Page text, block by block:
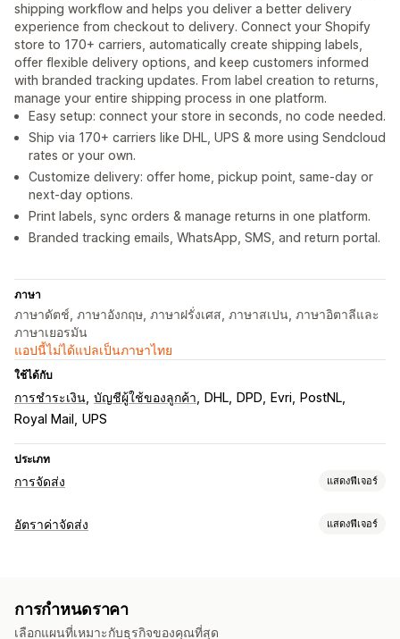
shipping workflow and helps you deliver a better delivery
experience from checkout to delivery. Connect your Shopify
store to 170+ carriers, automatically create shipping labels,
offer flexible delivery options, and keep customers informed
with branded tracking updates. From label creation to returns,
manage your entire shipping process in one platform.
Easy setup: connect your store in seconds, no code needed.
Ship via 170+ carriers like DHL, UPS & more using Sendcloud
rates or your own.
Customize delivery: offer home, pickup point, same-day or
next-day options.
Print labels, sync orders & manage returns in one platform.
Branded tracking emails, WhatsApp, SMS, and return portal.
ภาษา
ภาษาดัตช์, ภาษาอังกฤษ, ภาษาฝรั่งเศส, ภาษาสเปน, ภาษาอิตาลีและ
ภาษาเยอรมัน
แอปนี้ไม่ได้แปลเป็นภาษาไทย
ใช้ได้กับ
การชำระเงิน บัญชีผู้ใช้ของลูกค้า DHL DPD Evri
PostNL
Royal Mail
UPS
ประเภท
การจัดส่ง แสดงฟีเจอร์
ป้ายกำกับและบรรจุภัณฑ์
กฎการจัดส่ง วันที่จัดส่ง
อัตราค่าจัดส่ง แสดงฟีเจอร์
การปรับแต่ง
การกำหนดราคา
เลือกแผนที่เหมาะกับธุรกิจของคุณที่สุด